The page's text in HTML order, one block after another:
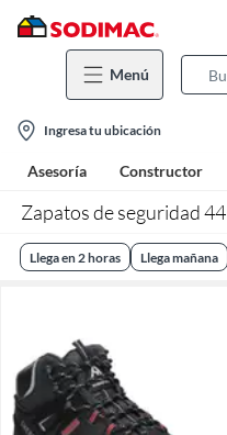
Menú
location-
icon
Ingresa tu ubicación
Asesoría Constructor
Zapatos de seguridad 44
Llega en 2 horas Llega mañana